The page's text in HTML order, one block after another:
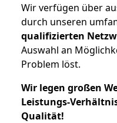
Wir verfügen über
durch unseren
qualifizierten
Auswahl an
Problem löst.
Wir legen großen
Leistungs-
Qualität!